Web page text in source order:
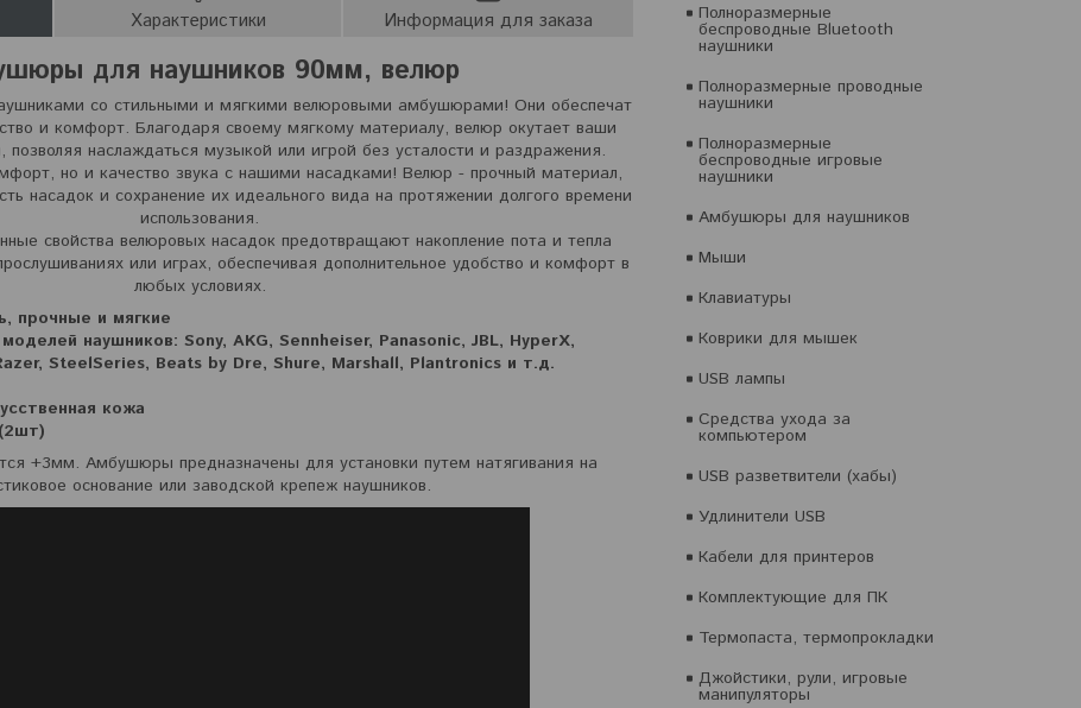
Полноразмерные
беспроводные Bluetooth
наушники
Полноразмерные проводные
наушники
Полноразмерные
беспроводные игровые
наушники
Амбушюры для наушников
Мыши
Клавиатуры
Коврики для мышек
USB лампы
Средства ухода за
компьютером
USB разветвители (хабы)
Удлинители USB
Кабели для принтеров
Комплектующие для ПК
Термопаста, термопрокладки
Джойстики, рули, игровые
манипуляторы
Характеристики Информация для заказа
для наушников 90мм, велюр
со стильными и мягкими велюровыми амбушюрами! Они обеспечат
и комфорт. Благодаря своему мягкому материалу, велюр окутает ваши
наслаждаться музыкой или игрой без усталости и раздражения.
но и качество звука с нашими насадками! Велюр - прочный материал,
насадок и сохранение их идеального вида на протяжении долгого времени
использования.
свойства велюровых насадок предотвращают накопление пота и тепла
или играх, обеспечивая дополнительное удобство и комфорт в
любых условиях.
прочные и мягкие
наушников: Sony, AKG, Sennheiser, Panasonic, JBL, HyperX,
SteelSeries, Beats by Dre, Shure, Marshall, Plantronics и т.д.
кожа
+3мм. Амбушюры предназначены для установки путем натягивания на
основание или заводской крепеж наушников.